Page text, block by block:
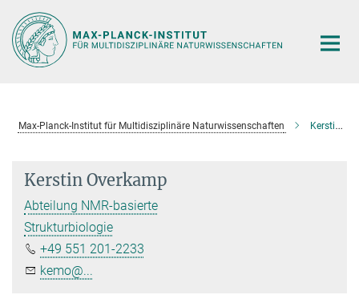
Hauptinhalt
Max-Planck-Institut für Multidisziplinäre Naturwissenschaften Kerstin Overkamp
Kerstin Overkamp
Abteilung NMR-basierte
Strukturbiologie
+49 551 201-2233
kemo@...